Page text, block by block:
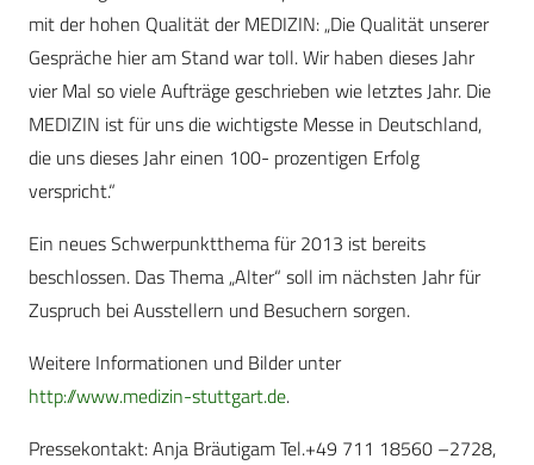
mit der hohen Qualität der MEDIZIN: „Die Qualität unserer
Gespräche hier am Stand war toll. Wir haben dieses Jahr
vier Mal so viele Aufträge geschrieben wie letztes Jahr. Die
MEDIZIN ist für uns die wichtigste Messe in Deutschland,
die uns dieses Jahr einen 100- prozentigen Erfolg
verspricht.“
Ein neues Schwerpunktthema für 2013 ist bereits
beschlossen. Das Thema „Alter“ soll im nächsten Jahr für
Zuspruch bei Ausstellern und Besuchern sorgen.
Weitere Informationen und Bilder unter
http://www.medizin-stuttgart.de.
Pressekontakt: Anja Bräutigam Tel.+49 711 18560 –2728,